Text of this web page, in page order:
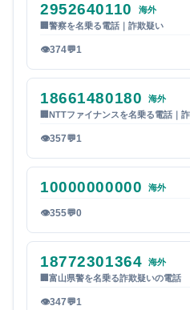
2952640110
海外
警察を名乗る電話｜詐欺疑い
👁374💬1
18661480180
海外
NTTファイナンスを名乗る電話｜
👁357💬1
10000000000 海外
👁355💬0
18772301364
海外
富山県警を名乗る詐欺疑いの電話
👁347💬1